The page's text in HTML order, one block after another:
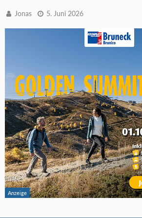
Jonas 5. Juni 2026